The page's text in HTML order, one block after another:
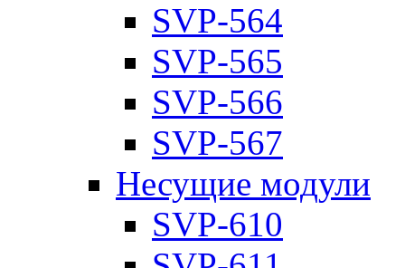
SVP-564
SVP-565
SVP-566
SVP-567
Несущие модули
SVP-610